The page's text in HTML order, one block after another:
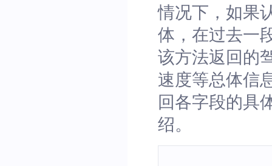
情况下，如果
体，在过去一
该方法返回的
速度等总体信
回各字段的具
绍。